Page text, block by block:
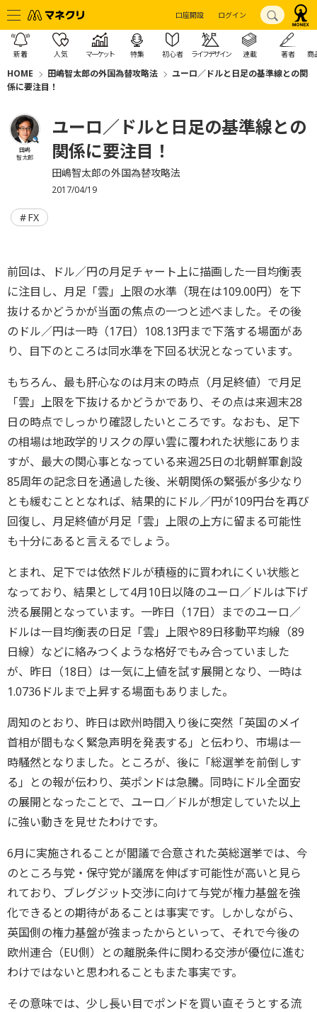
口座開設 ログイン
新着 人気 マーケット 特集 初心者 ライフデザイン 連載 著者 商
HOME 田嶋智太郎の外国為替攻略法
ユーロ／ドルと日足の基準線との関
係に要注目！
田嶋
智太郎
ユーロ／ドルと日足の基準線との
関係に要注目！
田嶋智太郎の外国為替攻略法
2017/04/19
FX
前回は、ドル／円の月足チャート上に描画した一目均衡表
に注目し、月足「雲」上限の水準（現在は109.00円）を下
抜けるかどうかが当面の焦点の一つと述べました。その後
のドル／円は一時（17日）108.13円まで下落する場面があ
り、目下のところは同水準を下回る状況となっています。
もちろん、最も肝心なのは月末の時点（月足終値）で月足
「雲」上限を下抜けるかどうかであり、その点は来週末28
日の時点でしっかり確認したいところです。なおも、足下
の相場は地政学的リスクの厚い雲に覆われた状態にありま
すが、最大の関心事となっている来週25日の北朝鮮軍創設
85周年の記念日を通過した後、米朝関係の緊張が多少なり
とも緩むこととなれば、結果的にドル／円が109円台を再び
回復し、月足終値が月足「雲」上限の上方に留まる可能性
も十分にあると言えるでしょう。
とまれ、足下では依然ドルが積極的に買われにくい状態と
なっており、結果として4月10日以降のユーロ／ドルは下げ
渋る展開となっています。一昨日（17日）までのユーロ／
ドルは一目均衡表の日足「雲」上限や89日移動平均線（89
日線）などに絡みつくような格好でもみ合っていました
が、昨日（18日）は一気に上値を試す展開となり、一時は
1.0736ドルまで上昇する場面もありました。
周知のとおり、昨日は欧州時間入り後に突然「英国のメイ
首相が間もなく緊急声明を発表する」と伝わり、市場は一
時騒然となりました。ところが、後に「総選挙を前倒しす
る」との報が伝わり、英ポンドは急騰。同時にドル全面安
の展開となったことで、ユーロ／ドルが想定していた以上
に強い動きを見せたわけです。
6月に実施されることが閣議で合意された英総選挙では、今
のところ与党・保守党が議席を伸ばす可能性が高いと見ら
れており、ブレグジット交渉に向けて与党が権力基盤を強
化できるとの期待があることは事実です。しかしながら、
英国側の権力基盤が強まったからといって、それで今後の
欧州連合（EU側）との離脱条件に関わる交渉が優位に進む
わけではないと思われることもまた事実です。
その意味では、少し長い目でポンドを買い直そうとする流